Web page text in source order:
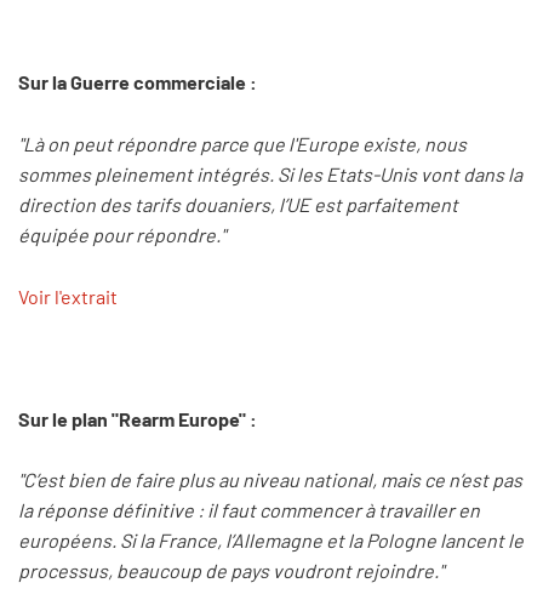
Sur la Guerre commerciale :
"Là on peut répondre parce que l'Europe existe, nous
sommes pleinement intégrés. Si les Etats-Unis vont dans la
direction des tarifs douaniers, l’UE est parfaitement
équipée pour répondre."
Voir l'extrait
Sur le plan "Rearm Europe" :
"C’est bien de faire plus au niveau national, mais ce n’est pas
la réponse définitive : il faut commencer à travailler en
européens. Si la France, l’Allemagne et la Pologne lancent le
processus, beaucoup de pays voudront rejoindre."